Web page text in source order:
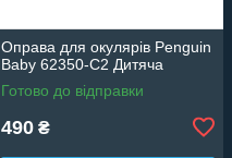
Оправа для окулярів Penguin
Baby 62350-C2 Дитяча
Готово до відправки
490 ₴